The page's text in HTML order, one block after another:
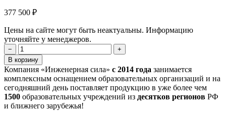
377 500 ₽
Цены на сайте могут быть неактуальны. Информацию
уточняйте у менеджеров.
−
+
В корзину
Компания «Инженерная сила» с 2014 года занимается
комплексным оснащением образовательных организаций и на
сегодняшний день поставляет продукцию в уже более чем
1500 образовательных учреждений из десятков регионов РФ
и ближнего зарубежья!